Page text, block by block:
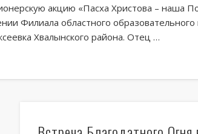
акцию «Пасха Христова – наша
Филиала областного
Хвалынского района. Отец …